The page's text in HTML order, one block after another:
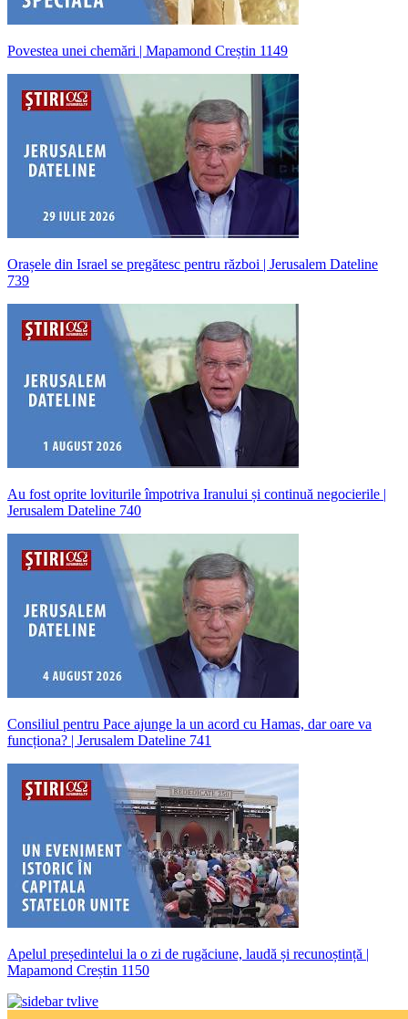
Povestea unei chemări | Mapamond Creștin 1149
Orașele din Israel se pregătesc pentru război | Jerusalem Dateline
739
Au fost oprite loviturile împotriva Iranului și continuă negocierile |
Jerusalem Dateline 740
Consiliul pentru Pace ajunge la un acord cu Hamas, dar oare va
funcționa? | Jerusalem Dateline 741
Apelul președintelui la o zi de rugăciune, laudă și recunoștință |
Mapamond Creștin 1150